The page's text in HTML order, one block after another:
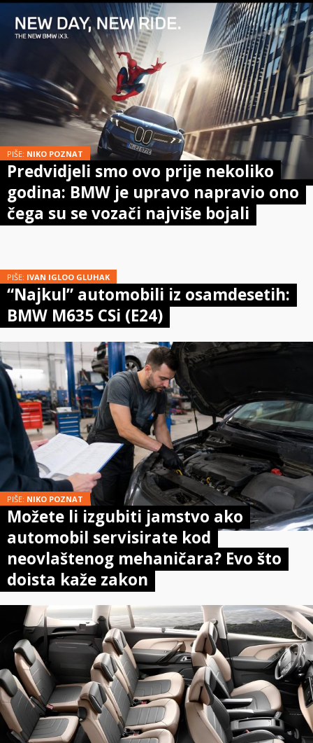
PIŠE: NIKO POZNAT
Predvidjeli smo ovo prije nekoliko
godina: BMW je upravo napravio ono
čega su se vozači najviše bojali
PIŠE: IVAN IGLOO GLUHAK
“Najkul” automobili iz osamdesetih:
BMW M635 CSi (E24)
PIŠE: NIKO POZNAT
Možete li izgubiti jamstvo ako
automobil servisirate kod
neovlaštenog mehaničara? Evo što
doista kaže zakon